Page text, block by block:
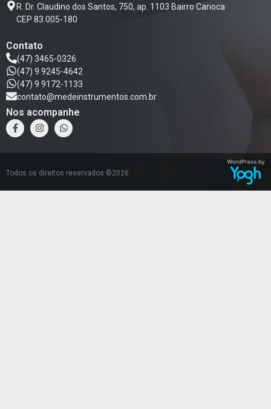
R. Dr. Claudino dos Santos, 750, ap. 1103 Bairro Carioca
CEP 83.005-180
Contato
(47) 3465-0326
(47) 9 9245-4642
(47) 9 9172-1133
contato@medeinstrumentos.com.br
Nos acompanhe
Todos os direitos reservados ©2026